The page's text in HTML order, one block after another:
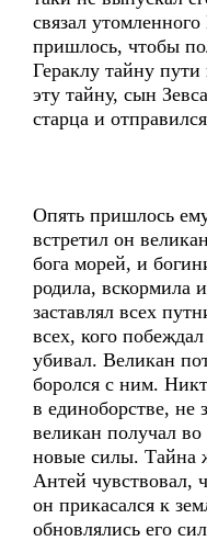
связал
пришлось, чтобы
Гераклу тайну
эту тайну, сын
старца и
Опять пришлось
встретил он
бога морей, и
родила, вскормила
заставлял всех
всех, кого
убивал. Великан
боролся с ним.
в единоборстве, не
великан получал
новые силы. Тайна
Антей чувствовал,
он прикасался к
обновлялись его